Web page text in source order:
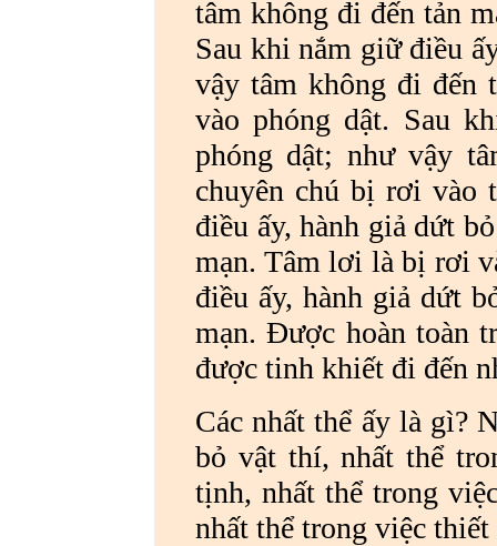
tâm không đi đến tản
Sau khi nắm giữ điều
vậy tâm không đi đến
vào phóng dật. Sau
phóng dật; như vậy
chuyên chú bị rơi vào
điều ấy, hành giả dứt
mạn. Tâm lơi là bị rơi
điều ấy, hành giả dứt
mạn. Được hoàn toàn
được tinh khiết đi đến
Các nhất thể ấy là gì?
bỏ vật thí, nhất thể
tịnh, nhất thể trong
nhất thể trong việc